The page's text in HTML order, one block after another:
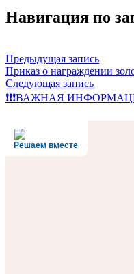
Навигация по
Предыдущая запись
Приказ о награждении
Следующая запись
❗❗❗ВАЖНАЯ
Решаем вместе